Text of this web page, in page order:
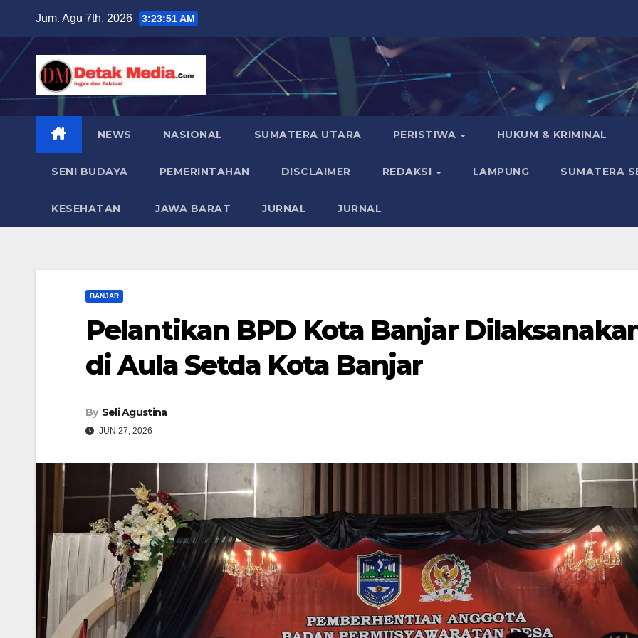
content
Jum. Agu 7th, 2026 3:23:53 AM
NEWS NASIONAL SUMATERA UTARA PERISTIWA HUKUM & KRIMINAL
SENI BUDAYA PEMERINTAHAN DISCLAIMER REDAKSI LAMPUNG SUMATERA
KESEHATAN JAWA BARAT JURNAL JURNAL
BANJAR
Pelantikan BPD Kota Banjar
di Aula Setda Kota Banjar
By Seli Agustina
JUN 27, 2026